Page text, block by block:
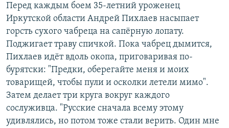
Перед каждым боем 35-летний уроженец
Иркутской области Андрей Пихлаев насыпает
горсть сухого чабреца на сапёрную лопату.
Поджигает траву спичкой. Пока чабрец дымится,
Пихлаев идёт вдоль окопа, приговаривая по-
бурятски: "Предки, оберегайте меня и моих
товарищей, чтобы пули и осколки летели мимо".
Затем делает три круга вокруг каждого
сослуживца. "Русские сначала всему этому
удивлялись, но потом тоже стали верить. Один мне